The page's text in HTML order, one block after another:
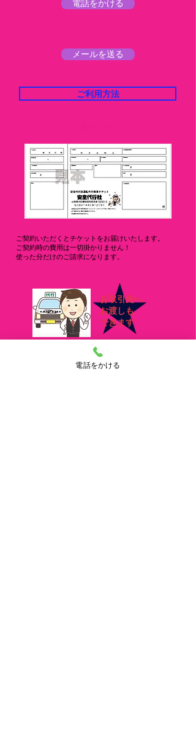
電話をかける
メールを送る
ご利用方法
​ご契約いただくとチケットをお届けいたします。
ご契約時の費用は一切掛かりません！
​使った分だけのご請求になります。
お取引先へ
お渡しも
​できます
​ご利用いただいたドライバーにチケットをお渡しください★
電話をかける